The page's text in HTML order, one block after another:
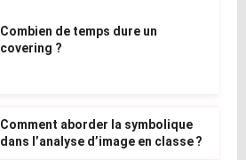
Combien de temps dure un
covering ?
Comment aborder la symbolique
dans l’analyse d’image en classe ?